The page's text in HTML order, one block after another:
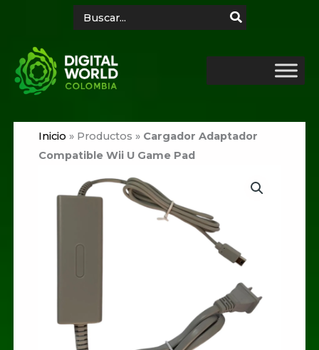
contenido
for:
Inicio » Productos » Cargador Adaptador
Compatible Wii U Game Pad
Adaptador